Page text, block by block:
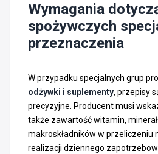
Wymagania
spożywczych
przeznaczenia
W przypadku specjalnych grup
odżywki i suplementy, przepisy
precyzyjne. Producent musi
także zawartość witamin,
makroskładników w przeliczeniu
realizacji dziennego